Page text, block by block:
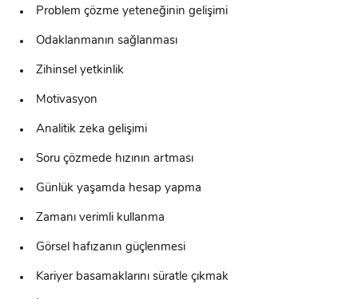
Problem çözme yeteneğinin gelişimi
Odaklanmanın sağlanması
Zihinsel yetkinlik
Motivasyon
Analitik zeka gelişimi
Soru çözmede hızının artması
Günlük yaşamda hesap yapma
Zamanı verimli kullanma
Görsel hafızanın güçlenmesi
Kariyer basamaklarını süratle çıkmak